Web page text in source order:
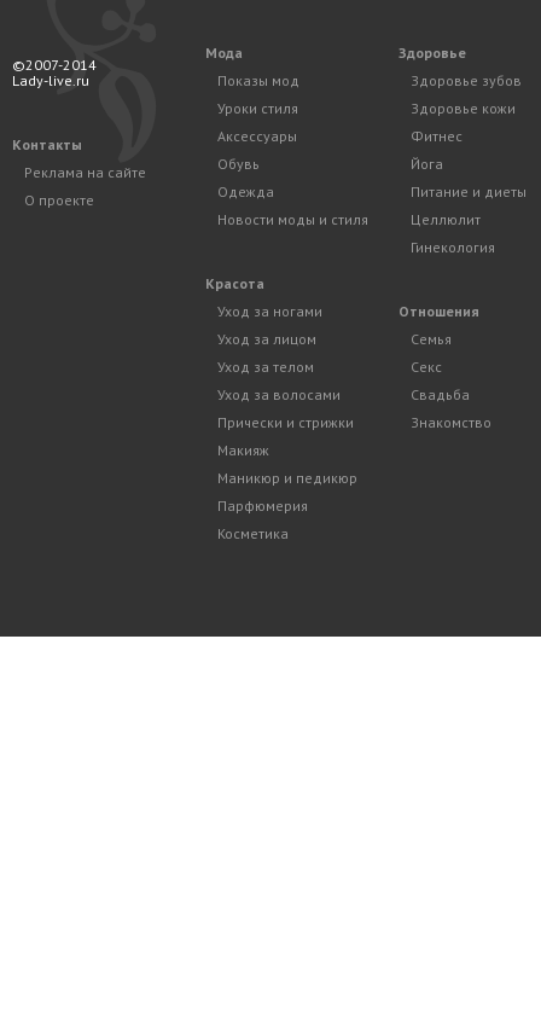
©2007-2014
Lady-live.ru
Контакты
Реклама на сайте
О проекте
Мода
Показы мод
Уроки стиля
Аксессуары
Обувь
Одежда
Новости моды и стиля
Красота
Уход за ногами
Уход за лицом
Уход за телом
Уход за волосами
Прически и стрижки
Макияж
Маникюр и педикюр
Парфюмерия
Косметика
Здоровье
Здоровье зубов
Здоровье кожи
Фитнес
Йога
Питание и диеты
Целлюлит
Гинекология
Отношения
Семья
Секс
Свадьба
Знакомство